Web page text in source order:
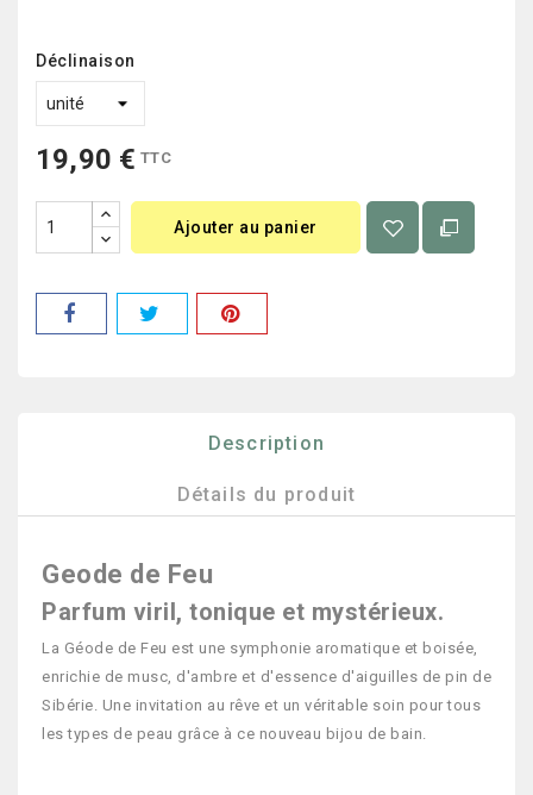
Déclinaison
19,90 € TTC
Ajouter au panier
Description
Détails du produit
Geode de Feu
Parfum viril, tonique et mystérieux.
La Géode de Feu est une symphonie aromatique et boisée,
enrichie de musc, d'ambre et d'essence d'aiguilles de pin de
Sibérie. Une invitation au rêve et un véritable soin pour tous
les types de peau grâce à ce nouveau bijou de bain.